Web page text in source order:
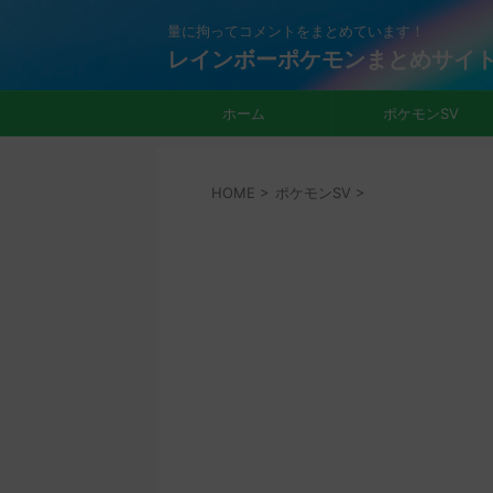
量に拘ってコメントをまとめています！
レインボーポケモンまとめサイ
ホーム ポケモンSV
HOME > ポケモンSV >